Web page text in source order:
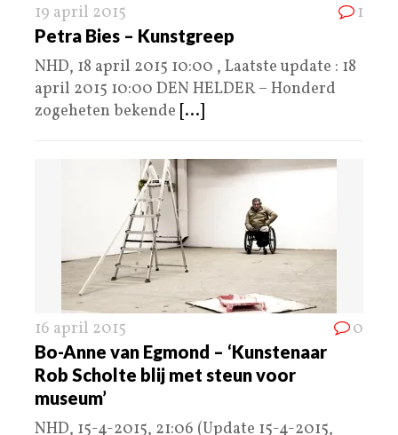
19 april 2015 1
Petra Bies – Kunstgreep
NHD, 18 april 2015 10:00 , Laatste update : 18
april 2015 10:00 DEN HELDER – Honderd
zogeheten bekende [...]
16 april 2015 0
Bo-Anne van Egmond – ‘Kunstenaar
Rob Scholte blij met steun voor
museum’
NHD, 15-4-2015, 21:06 (Update 15-4-2015,